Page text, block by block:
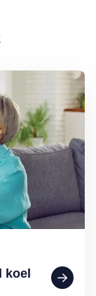
koel
koel bij